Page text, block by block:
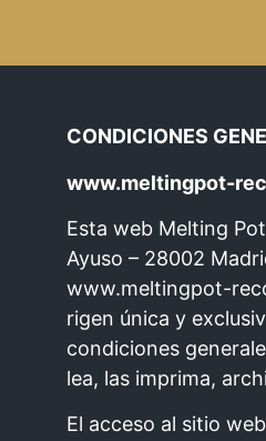
CONDICIONES
www.meltingpot-
Esta web Melting
Ayuso – 28002
www.meltingpot-
rigen única y
condiciones
lea, las imprima,
El acceso al sitio